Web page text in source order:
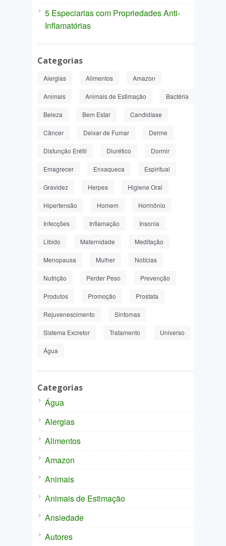
5 Especiarias com Propriedades Anti-
Inflamatórias
Categorias
Alergias Alimentos Amazon
Animais Animais de Estimação Bactéria
Beleza Bem Estar Candidíase
Câncer Deixar de Fumar Derme
Disfunção Erétil Diurético Dormir
Emagrecer Enxaqueca Espiritual
Gravidez Herpes Higiene Oral
Hipertensão Homem Hormônio
Infecções Inflamação Insonia
Libido Maternidade Meditação
Menopausa Mulher Notícias
Nutrição Perder Peso Prevenção
Produtos Promoção Prostata
Rejuvenescimento Sintomas
Sistema Excretor Tratamento Universo
Água
Categorias
Água
Alergias
Alimentos
Amazon
Animais
Animais de Estimação
Ansiedade
Autores